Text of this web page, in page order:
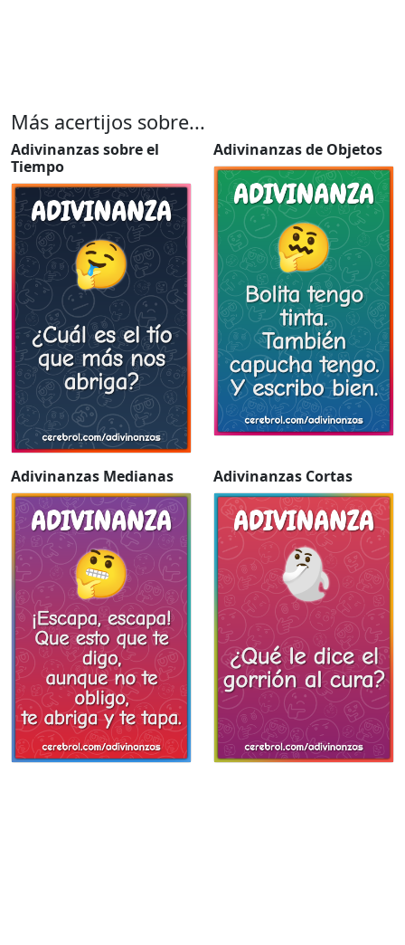
Más acertijos sobre...
Adivinanzas sobre el
Tiempo
Adivinanzas de Objetos
Adivinanzas Medianas Adivinanzas Cortas